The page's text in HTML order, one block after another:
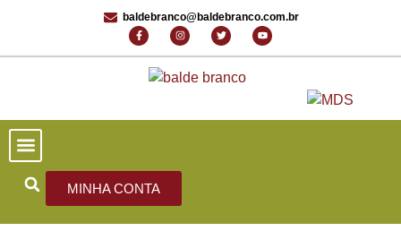
baldebranco@baldebranco.com.br
MINHA CONTA